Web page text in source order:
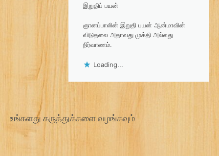
இறுதிப் பயன்
ஞானப்பாலின் இறுதி பயன் ஆன்மாவின்
விடுதலை அதாவது முக்தி அல்லது
நிர்வாணம்.
Loading...
உங்களது கருத்துக்களை வழங்கவும்